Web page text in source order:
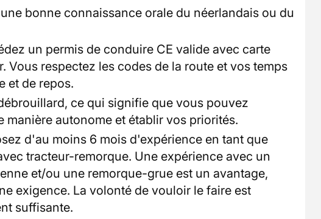
bonne connaissance orale du néerlandais ou du
un permis de conduire CE valide avec carte
Vous respectez les codes de la route et vos temps
et de repos.
ce qui signifie que vous pouvez
manière autonome et établir vos priorités.
d'au moins 6 mois d'expérience en tant que
tracteur-remorque. Une expérience avec un
et/ou une remorque-grue est un avantage,
exigence. La volonté de vouloir le faire est
suffisante.